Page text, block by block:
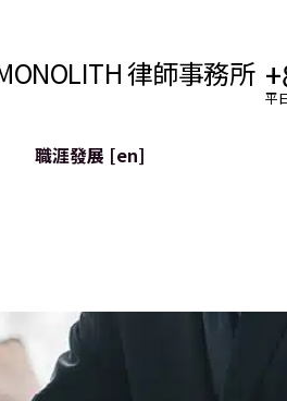
律師事務所
平
緩解聲譽損害
職涯發展 [en]